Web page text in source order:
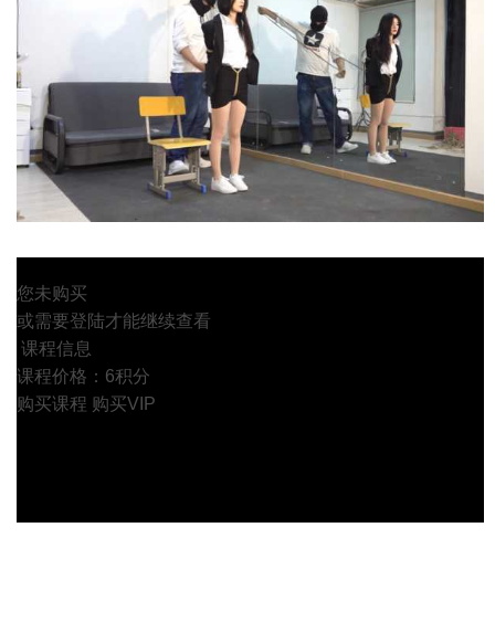
您未购买
或需要登陆才能继续查看
课程信息
课程价格：6积分
购买课程 购买VIP